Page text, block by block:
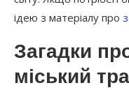
ідею з матеріалу про
Загадки
міський